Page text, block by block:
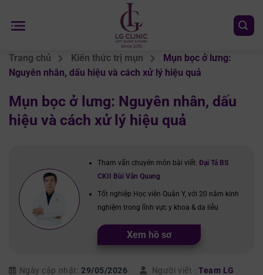
đến
Trang chủ Kiến thức trị mụn
Mụn bọc ở lưng:
Nguyên nhân, dấu hiệu và cách xử lý hiệu quả
Mụn bọc ở lưng: Nguyên nhân, dấu
hiệu và cách xử lý hiệu quả
Tham vấn chuyên môn bài viết: Đại Tá BS
CKII Bùi Văn Quang
Tốt nghiệp Học viện Quân Y, với 20 năm kinh
nghiệm trong lĩnh vực y khoa & da liễu
Xem hồ sơ
Ngày cập nhật: 29/05/2026 Người viết : Team LG